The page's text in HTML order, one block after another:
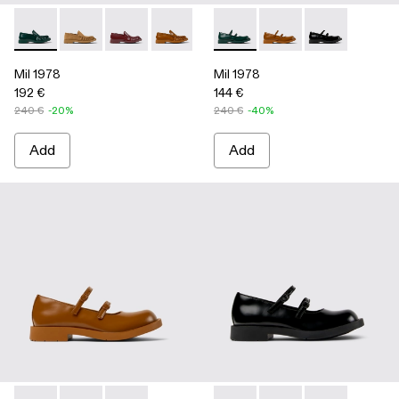
Mil 1978 - A500039-002 - Green Leather Loafers
Mil 1978 - A500039-006 - BROWN
Mil 1978 - A500039-005 - BURGUNDY
Mil 1978 - A500039-003 - Brown
Mil 1978 - A500039-001 -
Mil 1978
192 €
240 € -20%
Add
Mil 1978 - A500033-003 -
Mil 1978 - A500033-
Mil 1978 -
Mil 1978
144 €
240 € -40%
Add